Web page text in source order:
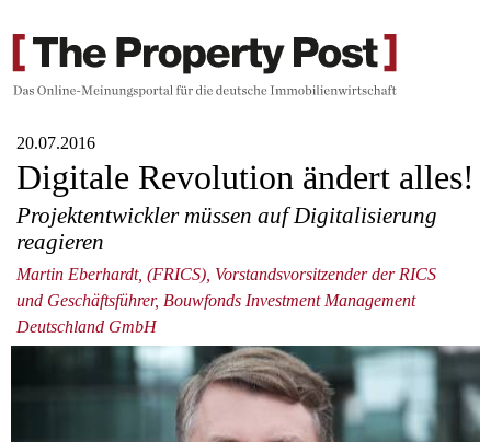
20.07.2016
Digitale Revolution ändert alles!
Projektentwickler müssen auf Digitalisierung
reagieren
Martin Eberhardt, (FRICS), Vorstandsvorsitzender der RICS
und Geschäftsführer, Bouwfonds Investment Management
Deutschland GmbH